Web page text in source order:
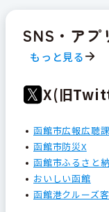
SNS・アプ
もっと見る
X(旧
函館市広報広聴課
函館市防災X
函館市ふるさと
おいしい函館
函館港クルーズ